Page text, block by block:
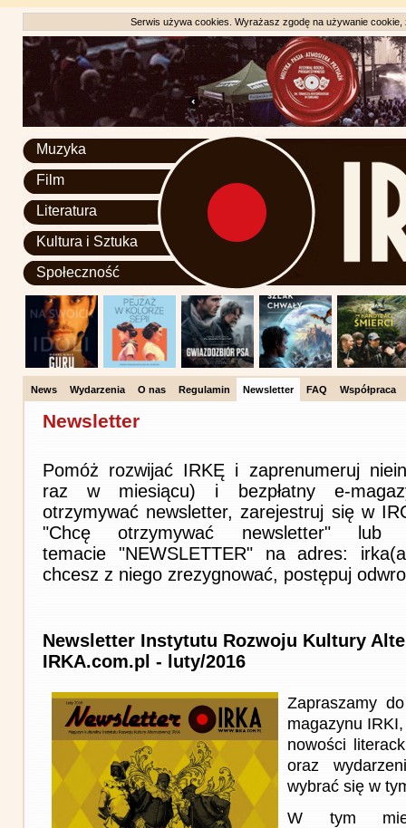
Serwis używa cookies. Wyrażasz zgodę na używanie
Muzyka
Film
Literatura
Kultura i Sztuka
Społeczność
News Wydarzenia O nas Regulamin Newsletter FAQ Współpraca
Newsletter
Pomóż rozwijać IRKĘ i zaprenumeruj
raz w miesiącu) i bezpłatny e-
otrzymywać newsletter, zarejestruj się w
"Chcę otrzymywać newsletter"
temacie "NEWSLETTER" na adres:
chcesz z niego zrezygnować, postępuj
Newsletter Instytutu Rozwoju Kultury
IRKA.com.pl - luty/2016
Zapraszamy
magazynu
nowości
oraz
wybrać się w
W tym